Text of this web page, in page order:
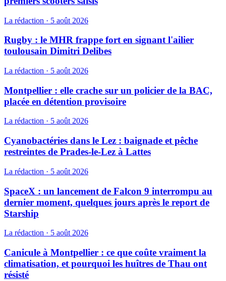
La rédaction · 5 août 2026
Rugby : le MHR frappe fort en signant l'ailier
toulousain Dimitri Delibes
La rédaction · 5 août 2026
Montpellier : elle crache sur un policier de la BAC,
placée en détention provisoire
La rédaction · 5 août 2026
Cyanobactéries dans le Lez : baignade et pêche
restreintes de Prades-le-Lez à Lattes
La rédaction · 5 août 2026
SpaceX : un lancement de Falcon 9 interrompu au
dernier moment, quelques jours après le report de
Starship
La rédaction · 5 août 2026
Canicule à Montpellier : ce que coûte vraiment la
climatisation, et pourquoi les huîtres de Thau ont
résisté